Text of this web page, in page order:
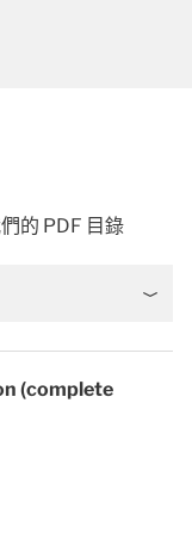
的 PDF 目錄
(complete